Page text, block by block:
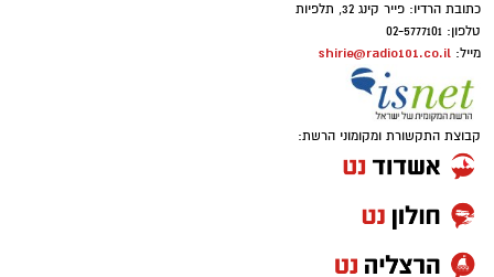
כתובת הרדיו: פייר קינג 32, תלפיות
טלפון: 02-5777101
מייל: shirie@radio101.co.il
קבוצת התקשורת ומקומוני הרשת: